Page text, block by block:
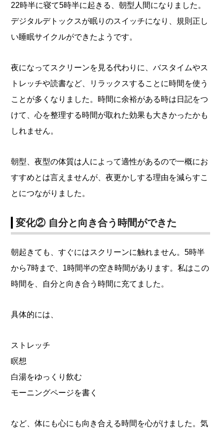
22時半に寝て5時半に起きる、朝型人間になりました。
デジタルデトックスが眠りのスイッチになり、規則正し
い睡眠サイクルができたようです。
夜になってスクリーンを見る代わりに、バスタイムやス
トレッチや読書など、リラックスすることに時間を使う
ことが多くなりました。時間に余裕がある時は日記をつ
けて、心を整理する時間が取れた効果も大きかったかも
しれません。
朝型、夜型の体質は人によって適性があるので一概にお
すすめとは言えませんが、夜更かしする理由を減らすこ
とにつながりました。
変化② 自分と向き合う時間ができた
朝起きても、すぐにはスクリーンに触れません。5時半
から7時まで、1時間半の空き時間があります。私はこの
時間を、自分と向き合う時間に充てました。
具体的には、
ストレッチ
瞑想
白湯をゆっくり飲む
モーニングページを書く
など、体にも心にも向き合える時間を心がけました。気